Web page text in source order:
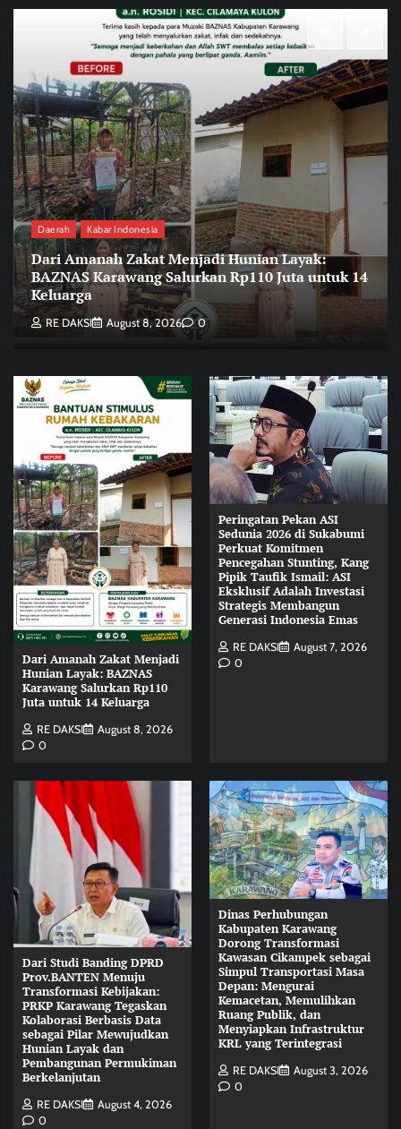
Daerah Kabar Indonesia
Dari Amanah Zakat Menjadi Hunian Layak:
BAZNAS Karawang Salurkan Rp110 Juta untuk 14
Keluarga
RE DAKSI August 8, 2026 0
Dari Amanah Zakat Menjadi
Hunian Layak: BAZNAS
Karawang Salurkan Rp110
Juta untuk 14 Keluarga
RE DAKSI
August 8, 2026
0
Peringatan Pekan ASI
Sedunia 2026 di Sukabumi
Perkuat Komitmen
Pencegahan Stunting, Kang
Pipik Taufik Ismail: ASI
Eksklusif Adalah Investasi
Strategis Membangun
Generasi Indonesia Emas
RE DAKSI
August 7, 2026
0
Dari Studi Banding DPRD
Prov.BANTEN Menuju
Transformasi Kebijakan:
PRKP Karawang Tegaskan
Kolaborasi Berbasis Data
sebagai Pilar Mewujudkan
Hunian Layak dan
Pembangunan Permukiman
Berkelanjutan
RE DAKSI
August 4, 2026
0
Dinas Perhubungan
Kabupaten Karawang
Dorong Transformasi
Kawasan Cikampek sebagai
Simpul Transportasi Masa
Depan: Mengurai
Kemacetan, Memulihkan
Ruang Publik, dan
Menyiapkan Infrastruktur
KRL yang Terintegrasi
RE DAKSI
August 3, 2026
0